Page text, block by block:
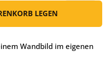
LEGEN
Wandbild im eigenen